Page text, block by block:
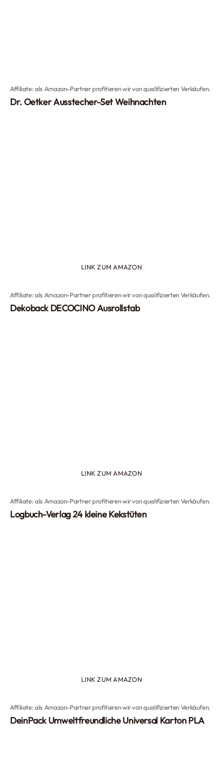
Affiliate: als Amazon-Partner profitieren wir von qualifizierten Verkäufen.
Dr. Oetker Ausstecher-Set Weihnachten
LINK ZUM AMAZON
Affiliate: als Amazon-Partner profitieren wir von qualifizierten Verkäufen.
Dekoback DECOCINO Ausrollstab
LINK ZUM AMAZON
Affiliate: als Amazon-Partner profitieren wir von qualifizierten Verkäufen.
Logbuch-Verlag 24 kleine Kekstüten
LINK ZUM AMAZON
Affiliate: als Amazon-Partner profitieren wir von qualifizierten Verkäufen.
DeinPack Umweltfreundliche Universal Karton PLA